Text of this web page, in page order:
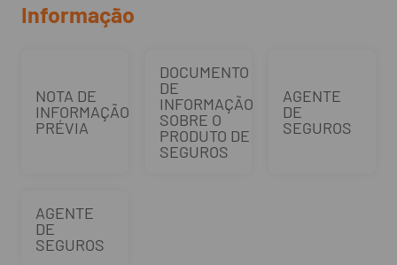
Informação
NOTA DE
INFORMAÇÃO
PRÉVIA
DOCUMENTO
DE
INFORMAÇÃO
SOBRE O
PRODUTO DE
SEGUROS
AGENTE
DE
SEGUROS
AGENTE
DE
SEGUROS